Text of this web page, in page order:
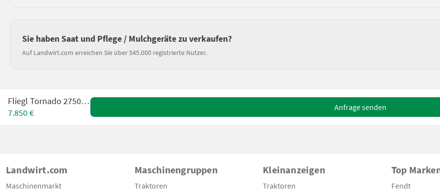
Sie haben Saat und Pflege / Mulchgeräte zu verkaufen?
Auf Landwirt.com erreichen Sie über 545.000 registrierte Nutzer.
Fliegl Tornado 2750 Fliegl
7.850 €
Anfrage senden
Landwirt.com
Maschinenmarkt
Maschinengruppen
Traktoren
Kleinanzeigen
Traktoren
Top
Fendt